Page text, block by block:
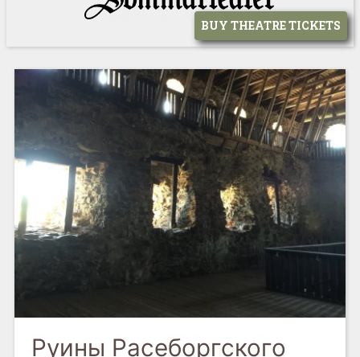
BUY THEATRE TICKETS
Руины Расеборгского